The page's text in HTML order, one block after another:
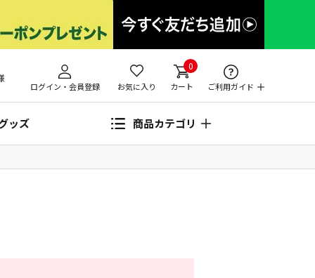
ログイン・会員登録 お気に入り
0
カート ご利用ガイド
ッズ 商品カテゴリ